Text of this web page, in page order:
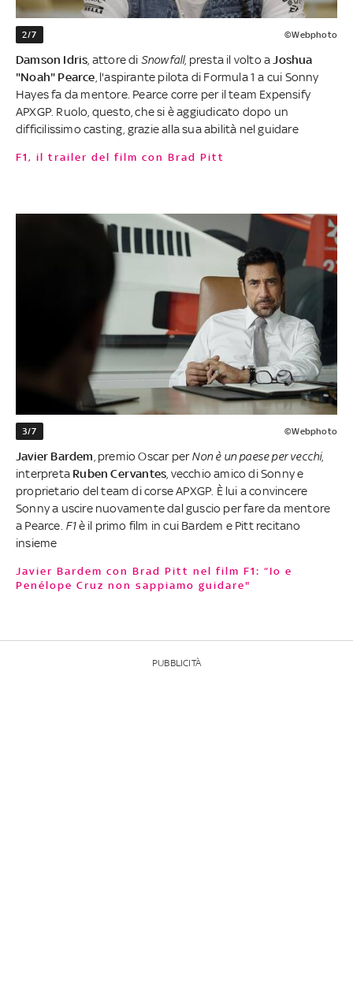
2/7 ©Webphoto
Damson Idris , attore di Snowfall, presta il volto a Joshua
"Noah" Pearce , l'aspirante pilota di Formula 1 a cui Sonny
Hayes fa da mentore. Pearce corre per il team Expensify
APXGP. Ruolo, questo, che si è aggiudicato dopo un
difficilissimo casting, grazie alla sua abilità nel guidare
F1, il trailer del film con Brad Pitt
3/7 ©Webphoto
Javier Bardem , premio Oscar perNon è un paese per vecchi,
interpreta Ruben Cervantes , vecchio amico di Sonny e
proprietario del team di corse APXGP. È lui a convincere
Sonny a uscire nuovamente dal guscio per fare da mentore
a Pearce. F1è il primo film in cui Bardem e Pitt recitano
insieme
Javier Bardem con Brad Pitt nel film F1: “Io e
Penélope Cruz non sappiamo guidare"
PUBBLICITÀ